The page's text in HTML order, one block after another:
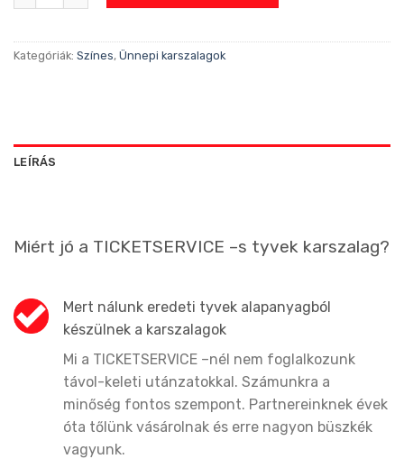
Kategóriák: Színes, Ünnepi karszalagok
LEÍRÁS
Miért jó a TICKETSERVICE –s tyvek karszalag?
Mert nálunk eredeti tyvek alapanyagból
készülnek a karszalagok
Mi a TICKETSERVICE –nél nem foglalkozunk
távol-keleti utánzatokkal. Számunkra a
minőség fontos szempont. Partnereinknek évek
óta tőlünk vásárolnak és erre nagyon büszkék
vagyunk.